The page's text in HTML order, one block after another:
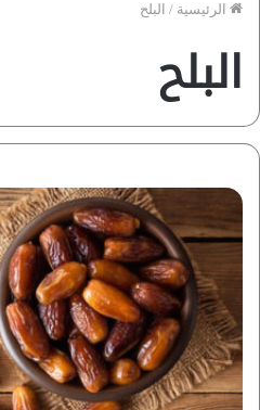
الرئيسية / البلح
البلح